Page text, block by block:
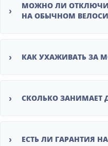
›
МОЖНО ЛИ
НА ОБЫЧНОМ
› КАК УХАЖИВАТЬ ЗА
› СКОЛЬКО ЗАНИМАЕТ
› ЕСТЬ ЛИ ГАРАНТИЯ